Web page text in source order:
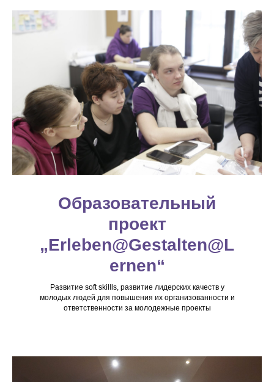
Образовательный
проект
„Erleben@Gestalten@L
ernen“
Развитие soft skillls, развитие лидерских качеств у
молодых людей для повышения их организованности и
ответственности за молодежные проекты